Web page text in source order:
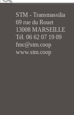
STM - Transmassilia
69 rue du Rouet
13008 MARSEILLE
Tél. 06 62 07 19 09
fmc@stm.coop
www.stm.coop